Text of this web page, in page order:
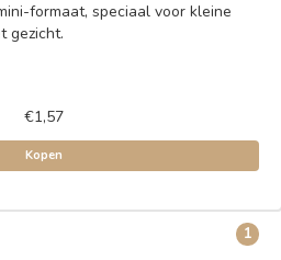
formaat, speciaal voor kleine
gezicht.
€1,57
Kopen
1